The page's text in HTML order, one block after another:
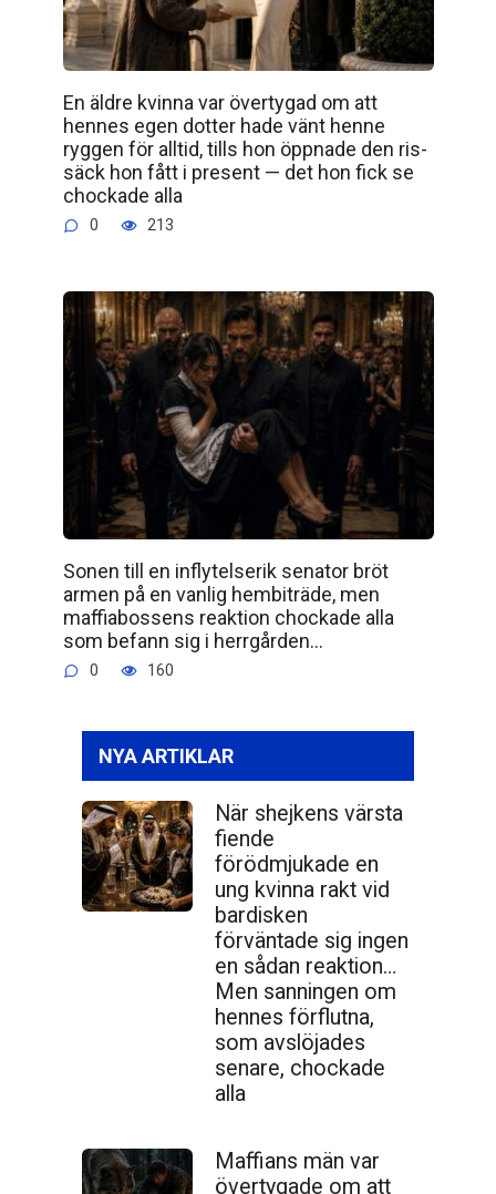
En äldre kvinna var övertygad om att
hennes egen dotter hade vänt henne
ryggen för alltid, tills hon öppnade den ris­
säck hon fått i present — det hon fick se
chockade alla
0 213
Sonen till en inflytelserik senator bröt
armen på en vanlig hembiträde, men
maffiabossens reaktion chockade alla
som befann sig i herrgården…
0 160
NYA ARTIKLAR
När shejkens värsta
fiende
förödmjukade en
ung kvinna rakt vid
bardisken
förväntade sig ingen
en sådan reaktion…
Men sanningen om
hennes förflutna,
som avslöjades
senare, chockade
alla
Maffians män var
övertygade om att